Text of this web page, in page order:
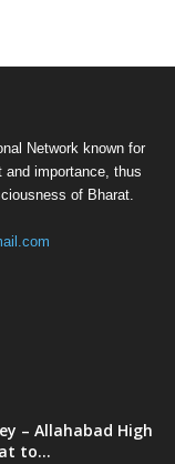
Network known for
and importance, thus
of Bharat.
– Allahabad High
to...